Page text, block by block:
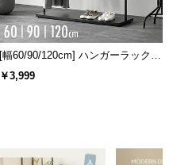
[幅60/90/120cm] ハンガーラック
スチール 4段階高さ調節 サイドフ
￥3,999